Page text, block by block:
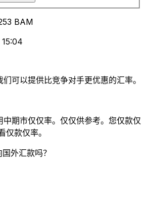
BAM
们可以提供比竞争对手更优惠的汇率。
中期市仅仅率。仅仅供参考。您仅款仅
仅款仅率。
外汇款吗？